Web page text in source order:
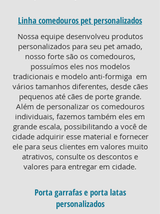
Linha comedouros pet personalizados
Nossa equipe desenvolveu produtos
personalizados para seu pet amado,
nosso forte são os comedouros,
possuímos eles nos modelos
tradicionais e modelo anti-formiga em
vários tamanhos diferentes, desde cães
pequenos até cães de porte grande.
Além de personalizar os comedouros
individuais, fazemos também eles em
grande escala, possibilitando a você de
cidade adquirir esse material e fornecer
ele para seus clientes em valores muito
atrativos, consulte os descontos e
valores para entregar em cidade.
Porta garrafas e porta latas
personalizados